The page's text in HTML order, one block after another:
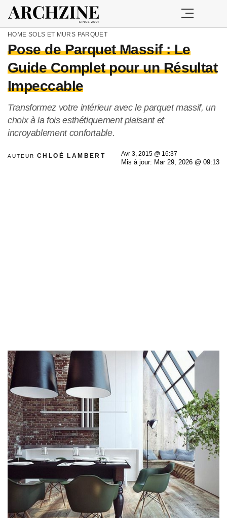
HOME SOLS ET MURS PARQUET
Pose de Parquet Massif : Le
Guide Complet pour un Résultat
Impeccable
Transformez votre intérieur avec le parquet massif, un
choix à la fois esthétiquement plaisant et
incroyablement confortable.
AUTEUR CHLOÉ LAMBERT
Avr 3, 2015 @ 16:37
Mis à jour: Mar 29, 2026 @ 09:13